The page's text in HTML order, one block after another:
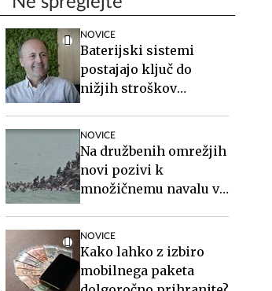
NOVICE
Baterijski sistemi
postajajo ključ do
nižjih stroškov
NOVICE
Na družbenih omrežjih
novi pozivi k
množičnemu navalu v
NOVICE
Kako lahko z izbiro
mobilnega paketa